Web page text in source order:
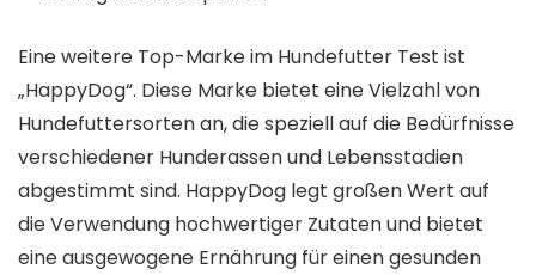
Eine weitere Top-Marke im Hundefutter Test ist
„HappyDog“. Diese Marke bietet eine Vielzahl von
Hundefuttersorten an, die speziell auf die Bedürfnisse
verschiedener Hunderassen und Lebensstadien
abgestimmt sind. HappyDog legt großen Wert auf
die Verwendung hochwertiger Zutaten und bietet
eine ausgewogene Ernährung für einen gesunden